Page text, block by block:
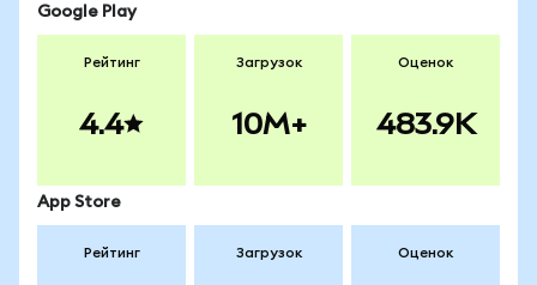
Google Play
Рейтинг
4.4
Загрузок
10M+
Оценок
483.9K
App Store
Рейтинг Загрузок Оценок